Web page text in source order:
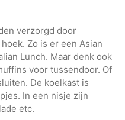
verzorgd door
Zo is er een Asian
Lunch. Maar denk ook
voor tussendoor. Of
De koelkast is
In een nisje zijn
etc.